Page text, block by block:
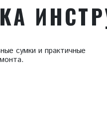
сумки и практичные